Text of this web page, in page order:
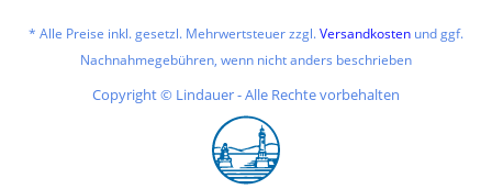
* Alle Preise inkl. gesetzl. Mehrwertsteuer zzgl.Versandkosten und ggf.
Nachnahmegebühren, wenn nicht anders beschrieben
Copyright © Lindauer - Alle Rechte vorbehalten